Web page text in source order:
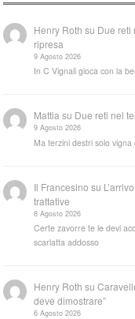
Henry Roth su Due reti
ripresa
9 Agosto 2026
In C Vignali gioca con la
Mattia su Due reti nel
9 Agosto 2026
Ma terzini destri solo
Il Francesino su
trattative
8 Agosto 2026
Certe zavorre te le devi
scarlatta addosso
Henry Roth su
deve dimostrare”
6 Agosto 2026